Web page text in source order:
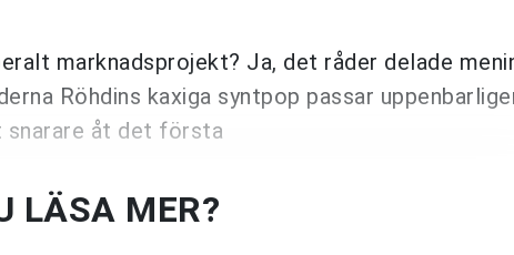
marknadsprojekt? Ja, det råder delade
Röhdins kaxiga syntpop passar
snarare åt det första
LÄSA MER?